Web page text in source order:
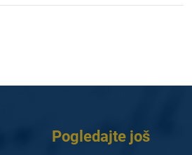
Pogledajte još